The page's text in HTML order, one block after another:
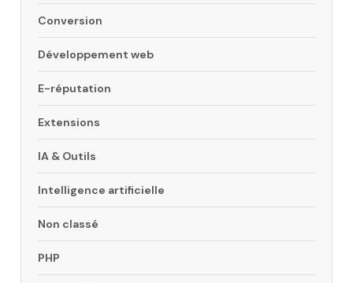
Conversion
Développement web
E-réputation
Extensions
IA & Outils
Intelligence artificielle
Non classé
PHP